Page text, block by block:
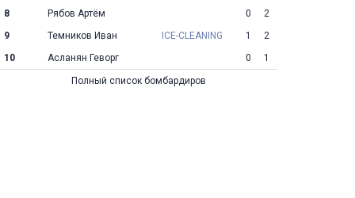
8
Рябов Артём 0
2
9
Темников Иван ICE-CLEANING 1
2
10
Асланян Геворг 0 1
Полный список бомбардиров